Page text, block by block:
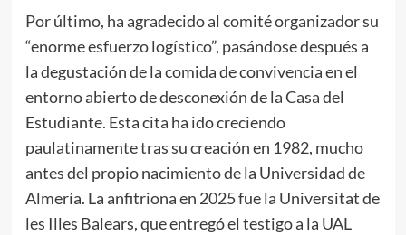
Por último, ha agradecido al comité organizador su
“enorme esfuerzo logístico”, pasándose después a
la degustación de la comida de convivencia en el
entorno abierto de desconexión de la Casa del
Estudiante. Esta cita ha ido creciendo
paulatinamente tras su creación en 1982, mucho
antes del propio nacimiento de la Universidad de
Almería. La anfitriona en 2025 fue la Universitat de
les Illes Balears, que entregó el testigo a la UAL